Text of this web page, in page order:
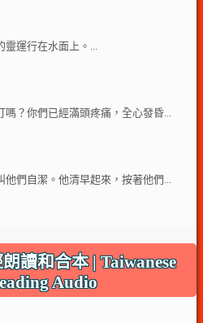
運行在水面上。...
？你們已經滿頭疼痛，全心發昏...
們自潔。他清早起來，按著他們...
讀和合本 | Taiwanese
Audio